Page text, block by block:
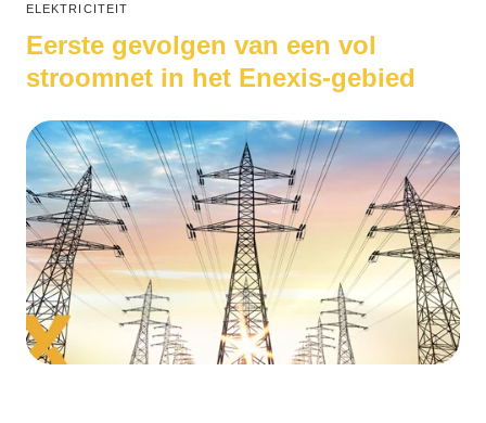
ELEKTRICITEIT
Eerste gevolgen van een vol
stroomnet in het Enexis-gebied